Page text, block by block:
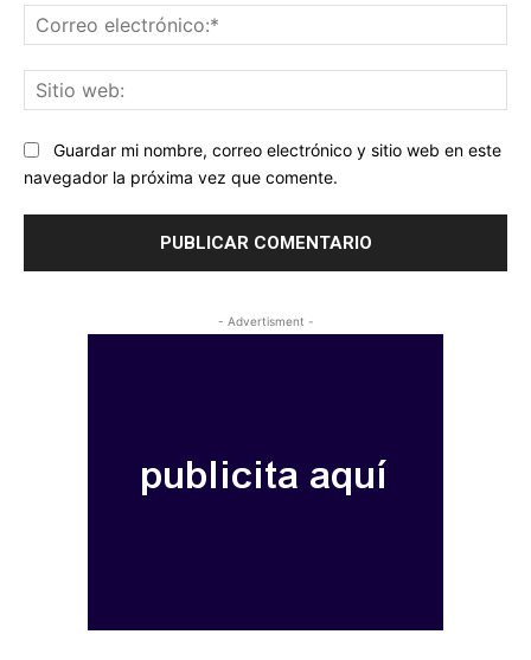
Guardar mi nombre, correo electrónico y sitio web en este
navegador la próxima vez que comente.
- Advertisment -